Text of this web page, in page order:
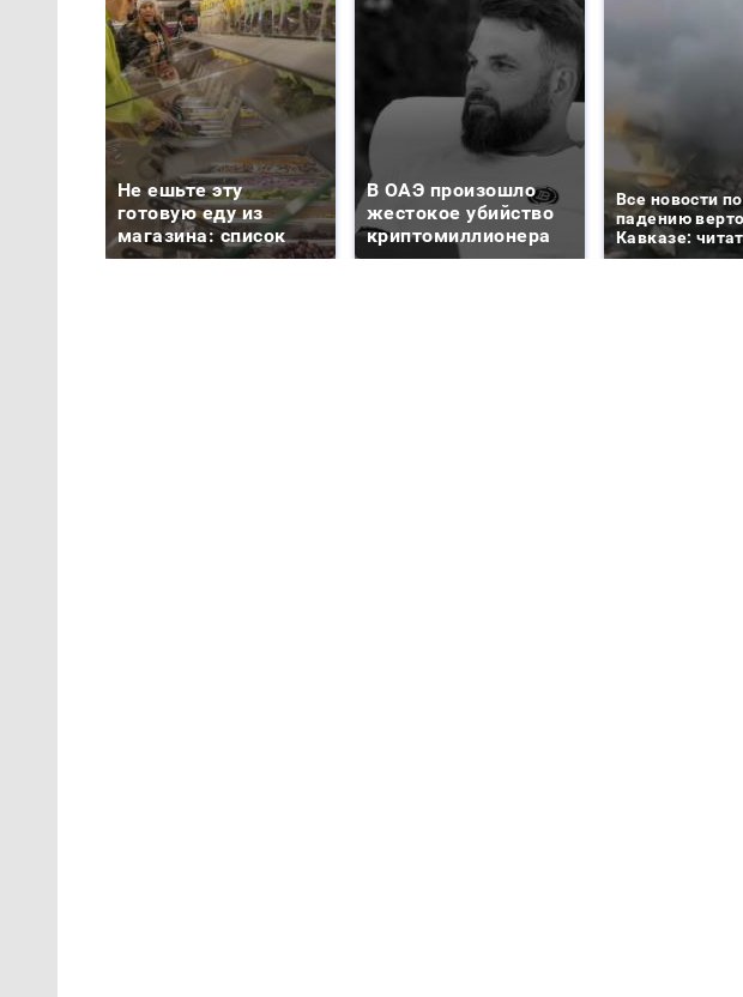
Не ешьте эту
готовую еду из
магазина: список
В ОАЭ произошло
жестокое убийство
криптомиллионера
Все новости по
падению
Кавказе: